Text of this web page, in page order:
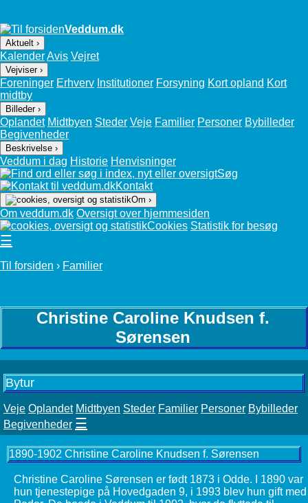
Veddum.dk
Aktuelt ›
KalenderAvis Vejret
Vejviser ›
Foreninger Erhverv Institutioner Forsyning Kort opland Kort
midtby
Billeder ›
Oplandet Midtbyen Steder Veje Familier Personer Bybilleder
Begivenheder
Beskrivelse ›
Veddum i dag Historie Henvisninger
Søg
Kontakt
Om ›
Om veddum.dk Oversigt over hjemmesiden
Cookies Statistik for besøg
☰
Til forsiden › Familier
Christine Caroline Knudsen f.
Sørensen
Bytur
Veje Oplandet Midtbyen Steder Familier Personer Bybilleder
Begivenheder ☰
1890-1902 Christine Caroline Knudsen f. Sørensen
Christine Caroline Sørensen er født 1873 i Odde. I 1890 var
hun tjenestepige på Hovedgaden 9, i 1993 blev hun gift med